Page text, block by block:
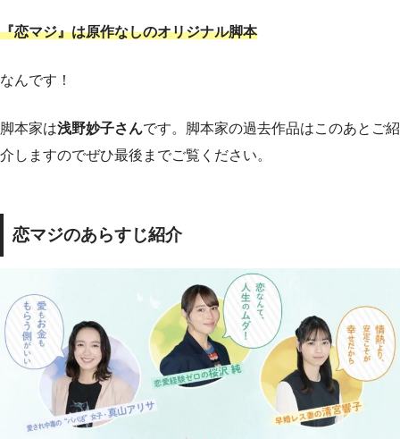
『恋マジ』は原作なしのオリジナル脚本
なんです！
脚本家は浅野妙子さんです。脚本家の過去作品はこのあとご紹
介しますのでぜひ最後までご覧ください。
恋マジのあらすじ紹介